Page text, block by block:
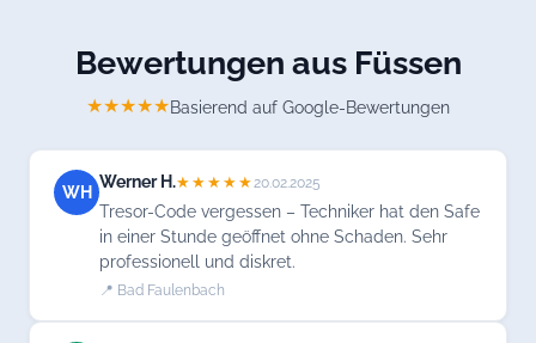
Bewertungen aus Füssen
★★★★★Basierend auf Google-Bewertungen
WH
Werner H.★★★★★ 20.02.2025
Tresor-Code vergessen – Techniker hat den Safe
in einer Stunde geöffnet ohne Schaden. Sehr
professionell und diskret.
📍 Bad Faulenbach